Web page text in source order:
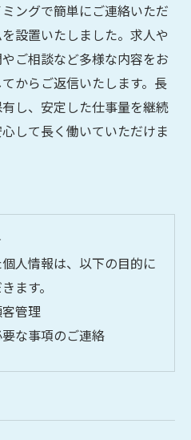
ングで簡単にご連絡いただ
設置いたしました。求人や
ご相談など多様な内容をお
からご返信いたします。長
し、安定した仕事量を継続
して長く働いていただけま
人情報は、以下の目的に
ます。
管理
な事項のご連絡